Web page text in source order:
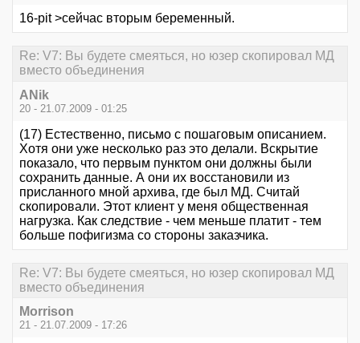
16-pit >сейчас вторым беременный.
Re: V7: Вы будете смеяться, но юзер скопировал МД
вместо объединения
ANik
20 - 21.07.2009 - 01:25
(17) Естественно, письмо с пошаговым описанием.
Хотя они уже несколько раз это делали. Вскрытие
показало, что первым пунктом они должны были
сохранить данные. А они их восстановили из
присланного мной архива, где был МД. Считай
скопировали. Этот клиент у меня общественная
нагрузка. Как следствие - чем меньше платит - тем
больше пофигизма со стороны заказчика.
Re: V7: Вы будете смеяться, но юзер скопировал МД
вместо объединения
Morrison
21 - 21.07.2009 - 17:26